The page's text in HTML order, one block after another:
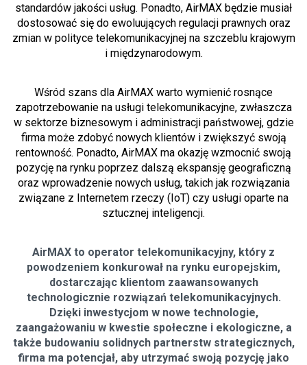
standardów jakości usług. Ponadto, AirMAX będzie musiał
dostosować się do ewoluujących regulacji prawnych oraz
zmian w polityce telekomunikacyjnej na szczeblu krajowym
i międzynarodowym.
Wśród szans dla AirMAX warto wymienić rosnące
zapotrzebowanie na usługi telekomunikacyjne, zwłaszcza
w sektorze biznesowym i administracji państwowej, gdzie
firma może zdobyć nowych klientów i zwiększyć swoją
rentowność. Ponadto, AirMAX ma okazję wzmocnić swoją
pozycję na rynku poprzez dalszą ekspansję geograficzną
oraz wprowadzenie nowych usług, takich jak rozwiązania
związane z Internetem rzeczy (IoT) czy usługi oparte na
sztucznej inteligencji.
AirMAX to operator telekomunikacyjny, który z
powodzeniem konkurował na rynku europejskim,
dostarczając klientom zaawansowanych
technologicznie rozwiązań telekomunikacyjnych.
Dzięki inwestycjom w nowe technologie,
zaangażowaniu w kwestie społeczne i ekologiczne, a
także budowaniu solidnych partnerstw strategicznych,
firma ma potencjał, aby utrzymać swoją pozycję jako